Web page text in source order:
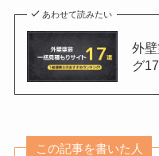
あわせて読みたい
外
グ
この記事を書いた人